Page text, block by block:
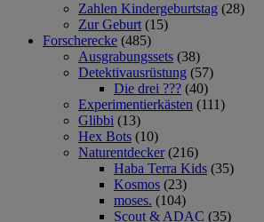
Zahlen Kindergeburtstag (28)
Zur Geburt (15)
Forscherecke (485)
Ausgrabungssets (38)
Detektivausrüstung (57)
Die drei ??? (40)
Experimentierkästen (111)
Glibbi (13)
Hex Bots (10)
Naturentdecker (216)
Haba Terra Kids (35)
Kosmos (23)
moses. (104)
Scout & ADAC (35)